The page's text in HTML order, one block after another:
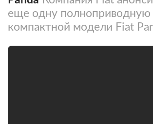
еще одну полноприводную
компактной модели Fiat